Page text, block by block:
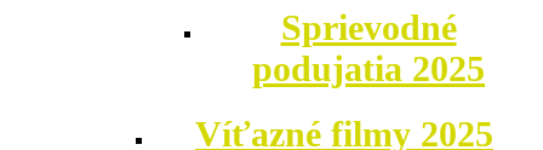
Sprievodné
podujatia 2025
Víťazné filmy 2025